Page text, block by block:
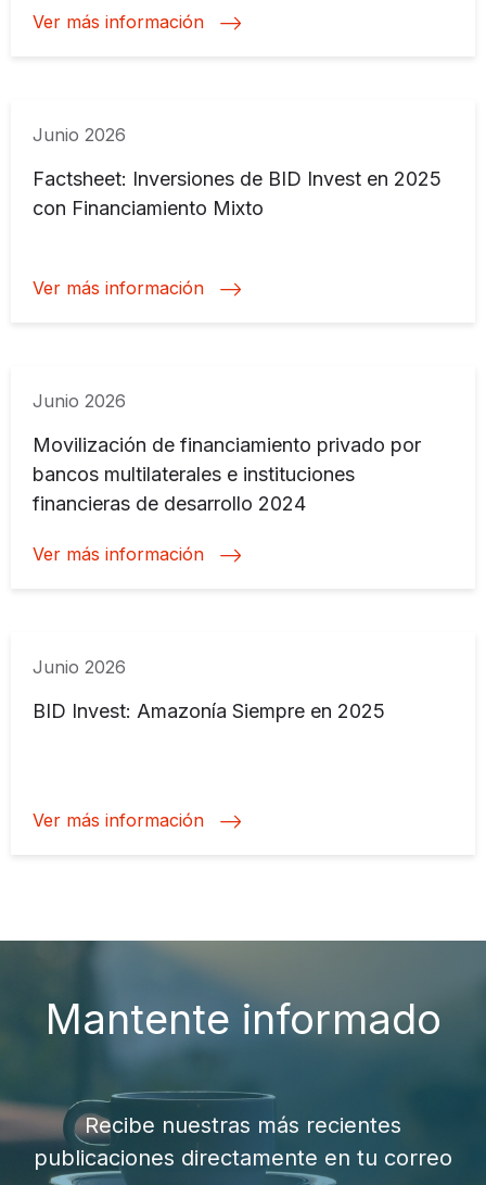
Ver más información
Junio 2026
Factsheet: Inversiones de BID Invest en 2025
con Financiamiento Mixto
Ver más información
Junio 2026
Movilización de financiamiento privado por
bancos multilaterales e instituciones
financieras de desarrollo 2024
Ver más información
Junio 2026
BID Invest: Amazonía Siempre en 2025
Ver más información
Mantente informado
Recibe nuestras más recientes
publicaciones directamente en tu correo